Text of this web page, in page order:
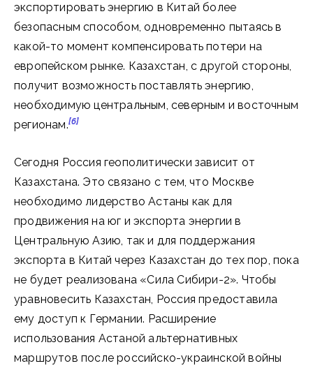
экспортировать энергию в Китай более
безопасным способом, одновременно пытаясь в
какой-то момент компенсировать потери на
европейском рынке. Казахстан, с другой стороны,
получит возможность поставлять энергию,
необходимую центральным, северным и восточным
регионам.[6]
Сегодня Россия геополитически зависит от
Казахстана. Это связано с тем, что Москве
необходимо лидерство Астаны как для
продвижения на юг и экспорта энергии в
Центральную Азию, так и для поддержания
экспорта в Китай через Казахстан до тех пор, пока
не будет реализована «Сила Сибири-2». Чтобы
уравновесить Казахстан, Россия предоставила
ему доступ к Германии. Расширение
использования Астаной альтернативных
маршрутов после российско-украинской войны